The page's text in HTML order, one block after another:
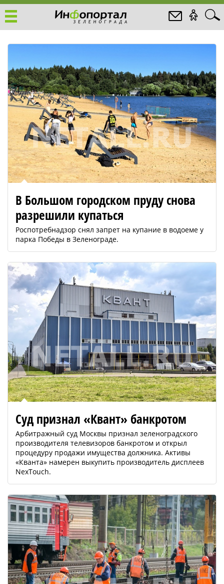
В Большом городском пруду снова
разрешили купаться
Роспотребнадзор снял запрет на купание в водоеме у
парка Победы в Зеленограде.
Суд признал «Квант» банкротом
Арбитражный суд Москвы признал зеленоградского
производителя телевизоров банкротом и открыл
процедуру продажи имущества должника. Активы
«Кванта» намерен выкупить производитель дисплеев
NexTouch.